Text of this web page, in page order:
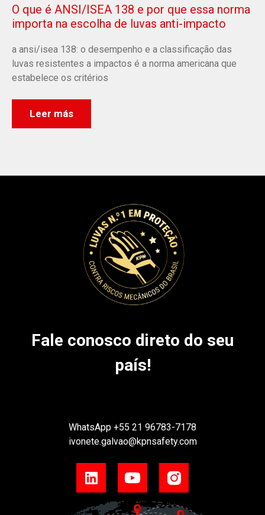
O que é ANSI/ISEA 138 e por que essa norma
importa na escolha de luvas anti-impacto
a ansi/isea 138: o desempenho e a classificação das
luvas resistentes a impactos é a norma americana que
estabelece os critérios
Leer más
Fale conosco direto do seu
país!
WhatsApp +55 21 96783-7178
ivonete.galvao@kpnsafety.com